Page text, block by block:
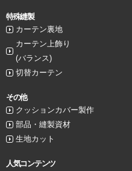
特殊縫製
カーテン裏地
カーテン上飾り
(バランス)
切替カーテン
その他
クッションカバー製作
部品・縫製資材
生地カット
人気コンテンツ